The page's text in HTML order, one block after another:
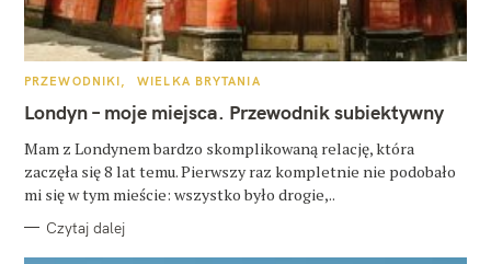
K
T
E
O
R
I
PRZEWODNIKI WIELKA BRYTANIA
Londyn – moje miejsca. Przewodnik subiektywny
Mam z Londynem bardzo skomplikowaną relację, która
zaczęła się 8 lat temu. Pierwszy raz kompletnie nie podobało
mi się w tym mieście: wszystko było drogie,..
Czytaj dalej